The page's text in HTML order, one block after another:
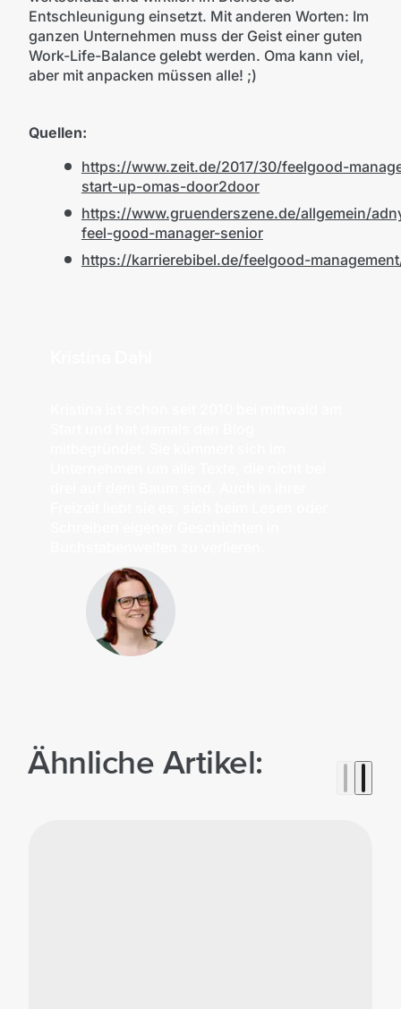
Entschleunigung einsetzt. Mit anderen Worten: Im
ganzen Unternehmen muss der Geist einer guten
Work-Life-Balance gelebt werden. Oma kann viel,
aber mit anpacken müssen alle! ;)
Quellen:
https://www.zeit.de/2017/30/feelgood-
start-up-omas-door2door
https://www.gruenderszene.de/allgemein/
feel-good-manager-senior
https://karrierebibel.de/feelgood-
Ähnliche Artikel: